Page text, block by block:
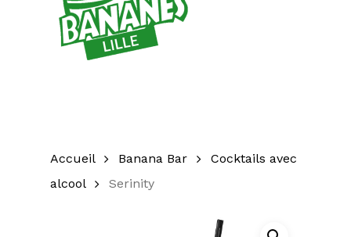
Accueil Banana Bar
Cocktails avec
alcool
Serinity